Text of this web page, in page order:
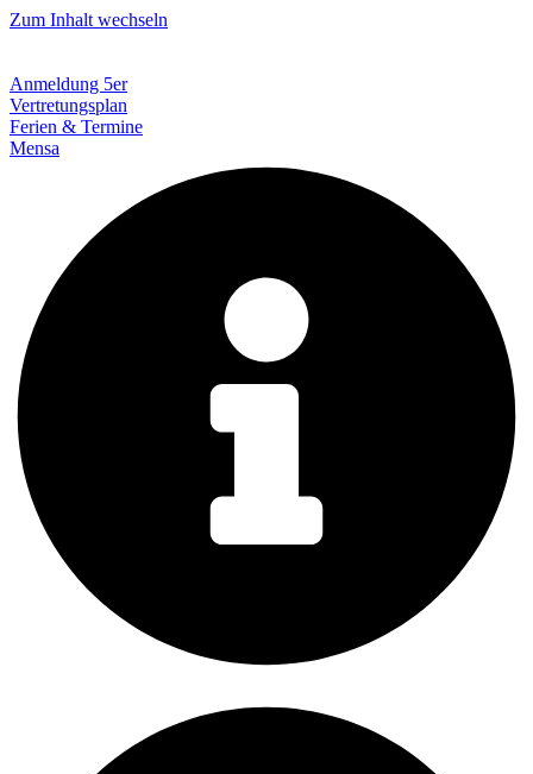
Zum Inhalt wechseln
Anmeldung 5er
Vertretungsplan
Ferien & Termine
Mensa